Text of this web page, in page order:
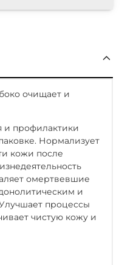
очищает и
и профилактики
Нормализует
кожи после
омертвевшие
и
процессы
чистую кожу и